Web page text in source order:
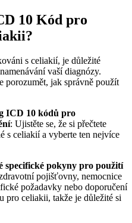
‍10 ⁣Kód pro
s celiakií, je důležité
vaší diagnózy.
porozumět, ‌jak správně ⁢použít
ICD 10 kódů⁤ pro
: Ujistěte se, že si přečtete
s celiakií a vyberte ⁣ten nejvíce
specifické pokyny pro použití
pojišťovny, nemocnice
požadavky nebo doporučení
pro celiakii, takže je důležité si